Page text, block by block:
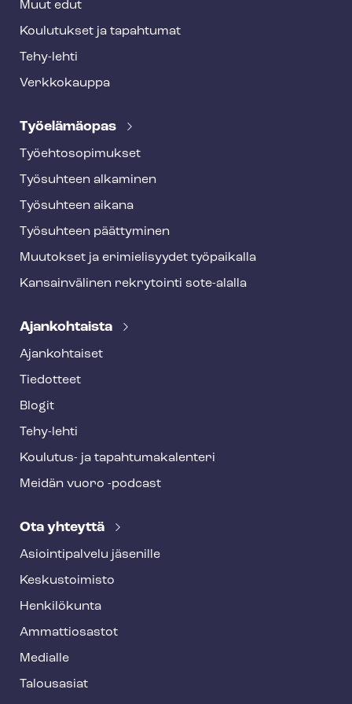
Muut edut
Koulutukset ja tapahtumat
Tehy-lehti
Verkkokauppa
Työelämäopas
Työ­eh­to­so­pi­muk­set
Työsuhteen alkaminen
Työsuhteen aikana
Työsuhteen päättyminen
Muutokset ja erimielisyydet työpaikalla
Kansainvälinen rekrytointi sote-alalla
Ajankohtaista
Ajankohtaiset
Tiedotteet
Blogit
Tehy-lehti
Koulutus- ja ta­pah­tu­ma­ka­len­te­ri
Meidän vuoro -podcast
Ota yhteyttä
Asioin­ti­pal­ve­lu jäsenille
Keskustoimisto
Henkilökunta
Ammattiosastot
Medialle
Talousasiat